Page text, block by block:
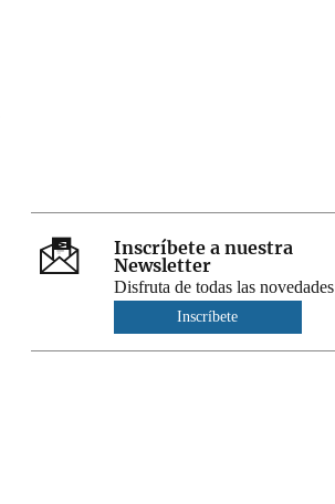
Inscríbete a nuestra
Newsletter
Disfruta de todas las novedades
Inscríbete